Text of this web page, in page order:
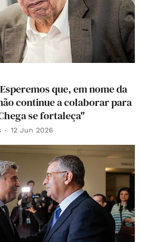
que, em nome da
continue a colaborar para
se fortaleça"
12 Jun 2026